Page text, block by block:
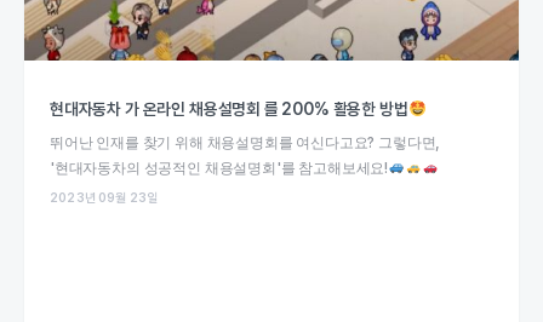
현대자동차 가 온라인 채용설명회 를 200% 활용한 방법
뛰어난 인재를 찾기 위해 채용설명회를 여신다고요? 그렇다면,
'현대자동차의 성공적인 채용설명회'를 참고해보세요!
2023년 09월 23일